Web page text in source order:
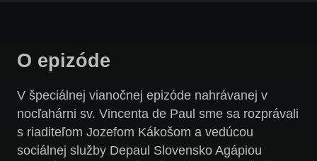
O epizóde
V špeciálnej vianočnej epizóde nahrávanej v
nocľahárni sv. Vincenta de Paul sme sa rozprávali
s riaditeľom Jozefom Kákošom a vedúcou
sociálnej služby Depaul Slovensko Agápiou